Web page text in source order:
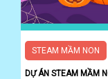
STEAM MẦM NON
DỰ ÁN STEAM MẦM